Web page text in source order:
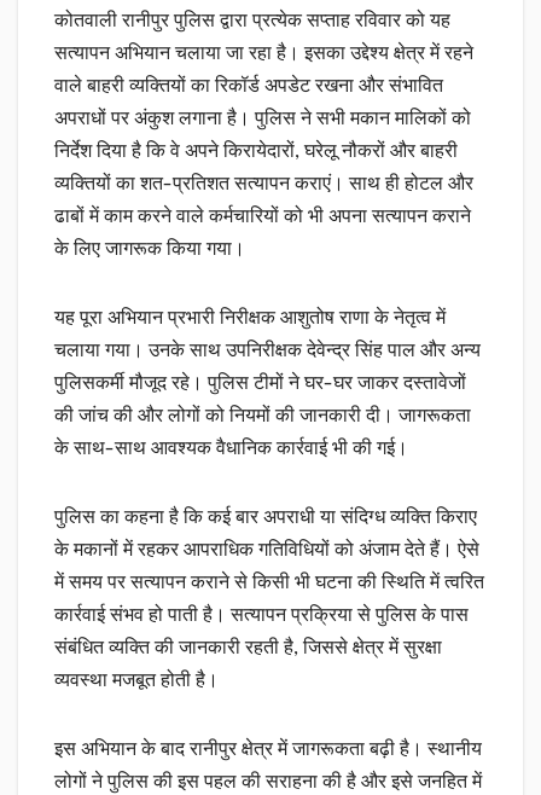
कोतवाली रानीपुर पुलिस द्वारा प्रत्येक सप्ताह रविवार को यह
सत्यापन अभियान चलाया जा रहा है। इसका उद्देश्य क्षेत्र में रहने
वाले बाहरी व्यक्तियों का रिकॉर्ड अपडेट रखना और संभावित
अपराधों पर अंकुश लगाना है। पुलिस ने सभी मकान मालिकों को
निर्देश दिया है कि वे अपने किरायेदारों, घरेलू नौकरों और बाहरी
व्यक्तियों का शत-प्रतिशत सत्यापन कराएं। साथ ही होटल और
ढाबों में काम करने वाले कर्मचारियों को भी अपना सत्यापन कराने
के लिए जागरूक किया गया।
यह पूरा अभियान प्रभारी निरीक्षक आशुतोष राणा के नेतृत्व में
चलाया गया। उनके साथ उपनिरीक्षक देवेन्द्र सिंह पाल और अन्य
पुलिसकर्मी मौजूद रहे। पुलिस टीमों ने घर-घर जाकर दस्तावेजों
की जांच की और लोगों को नियमों की जानकारी दी। जागरूकता
के साथ-साथ आवश्यक वैधानिक कार्रवाई भी की गई।
पुलिस का कहना है कि कई बार अपराधी या संदिग्ध व्यक्ति किराए
के मकानों में रहकर आपराधिक गतिविधियों को अंजाम देते हैं। ऐसे
में समय पर सत्यापन कराने से किसी भी घटना की स्थिति में त्वरित
कार्रवाई संभव हो पाती है। सत्यापन प्रक्रिया से पुलिस के पास
संबंधित व्यक्ति की जानकारी रहती है, जिससे क्षेत्र में सुरक्षा
व्यवस्था मजबूत होती है।
इस अभियान के बाद रानीपुर क्षेत्र में जागरूकता बढ़ी है। स्थानीय
लोगों ने पुलिस की इस पहल की सराहना की है और इसे जनहित में